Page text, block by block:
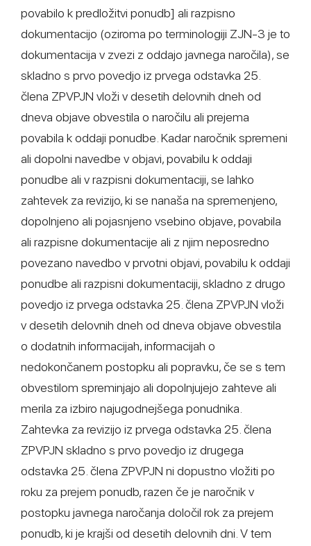
povabilo k predložitvi ponudb] ali razpisno
dokumentacijo (oziroma po terminologiji ZJN-3 je to
dokumentacija v zvezi z oddajo javnega naročila), se
skladno s prvo povedjo iz prvega odstavka 25.
člena ZPVPJN vloži v desetih delovnih dneh od
dneva objave obvestila o naročilu ali prejema
povabila k oddaji ponudbe. Kadar naročnik spremeni
ali dopolni navedbe v objavi, povabilu k oddaji
ponudbe ali v razpisni dokumentaciji, se lahko
zahtevek za revizijo, ki se nanaša na spremenjeno,
dopolnjeno ali pojasnjeno vsebino objave, povabila
ali razpisne dokumentacije ali z njim neposredno
povezano navedbo v prvotni objavi, povabilu k oddaji
ponudbe ali razpisni dokumentaciji, skladno z drugo
povedjo iz prvega odstavka 25. člena ZPVPJN vloži
v desetih delovnih dneh od dneva objave obvestila
o dodatnih informacijah, informacijah o
nedokončanem postopku ali popravku, če se s tem
obvestilom spreminjajo ali dopolnjujejo zahteve ali
merila za izbiro najugodnejšega ponudnika.
Zahtevka za revizijo iz prvega odstavka 25. člena
ZPVPJN skladno s prvo povedjo iz drugega
odstavka 25. člena ZPVPJN ni dopustno vložiti po
roku za prejem ponudb, razen če je naročnik v
postopku javnega naročanja določil rok za prejem
ponudb, ki je krajši od desetih delovnih dni. V tem